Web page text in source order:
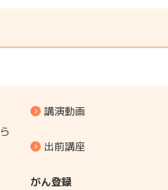
講演動画
出前講座
がん登録